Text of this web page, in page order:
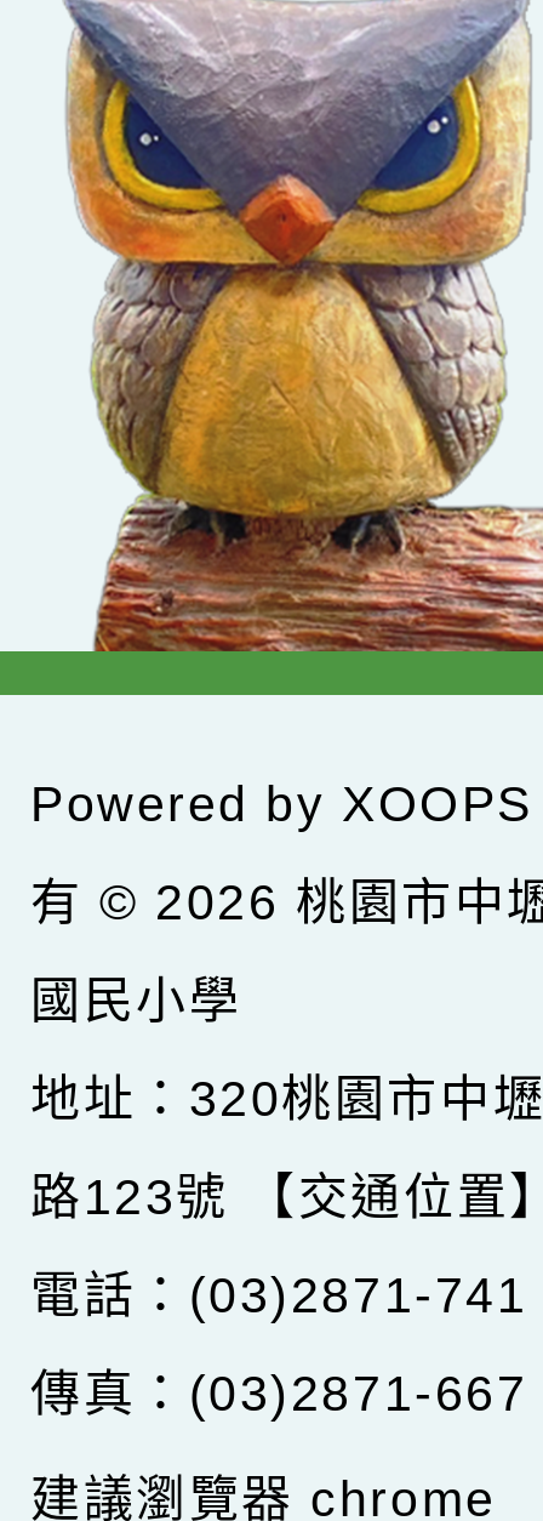
Powered by XOOPS
有 © 2026 桃園市中
國民小學
地址：320桃園市中
路123號
【交通位置
電話：(03)2871-741
傳真：(03)2871-667
建議瀏覽器 chrome